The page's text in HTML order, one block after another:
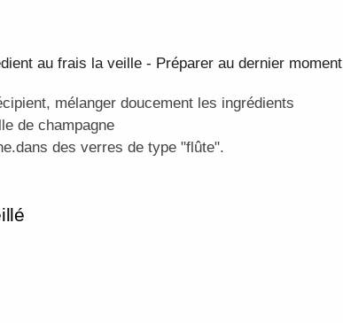
au frais la veille - Préparer au dernier moment
mélanger doucement les ingrédients
de champagne
des verres de type "flûte".